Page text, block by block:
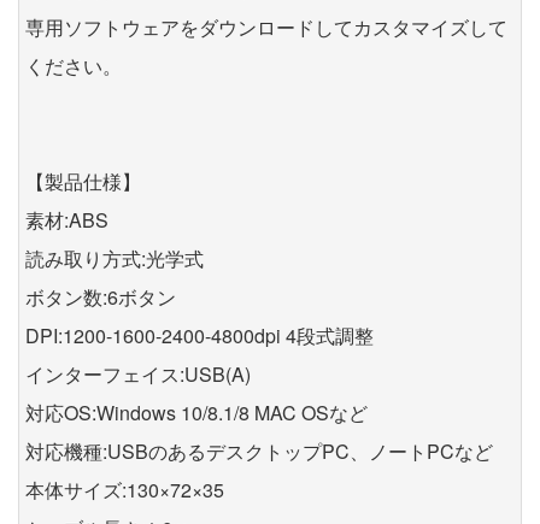
専用ソフトウェアをダウンロードしてカスタマイズして
ください。
【製品仕様】
素材:ABS
読み取り方式:光学式
ボタン数:6ボタン
DPI:1200-1600-2400-4800dpi 4段式調整
インターフェイス:USB(A)
対応OS:Windows 10/8.1/8 MAC OSなど
対応機種:USBのあるデスクトップPC、ノートPCなど
本体サイズ:130×72×35